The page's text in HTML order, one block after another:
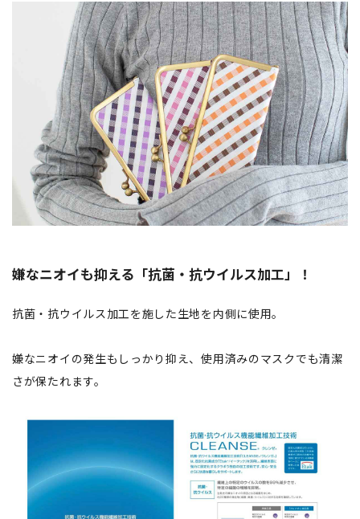
嫌なニオイも抑える「抗菌・抗ウイルス加工」！
抗菌・抗ウイルス加工を施した生地を内側に使用。
嫌なニオイの発生もしっかり抑え、使用済みのマスクでも清潔
さが保たれます。